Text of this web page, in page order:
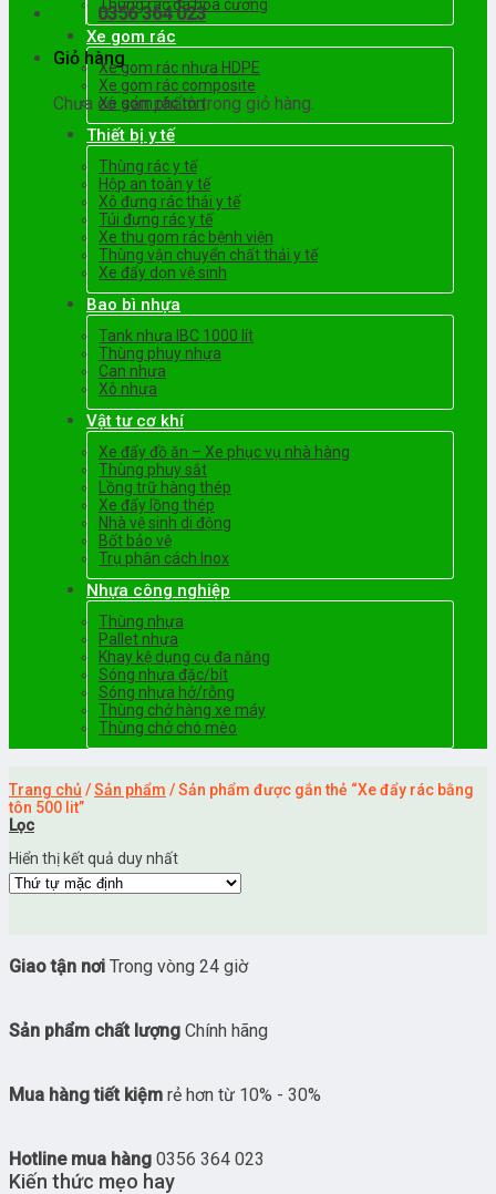
0356 364 023
Giỏ hàng
Chưa có sản phẩm trong giỏ hàng.
Thùng rác đá hoa cương
Xe gom rác
Xe gom rác nhựa HDPE
Xe gom rác composite
Xe gom rác tôn
Thiết bị y tế
Thùng rác y tế
Hộp an toàn y tế
Xô đựng rác thải y tế
Túi đựng rác y tế
Xe thu gom rác bệnh viện
Thùng vận chuyển chất thải y tế
Xe đẩy dọn vệ sinh
Bao bì nhựa
Tank nhựa IBC 1000 lít
Thùng phuy nhựa
Can nhựa
Xô nhựa
Vật tư cơ khí
Xe đẩy đồ ăn – Xe phục vụ nhà hàng
Thùng phuy sắt
Lồng trữ hàng thép
Xe đẩy lồng thép
Nhà vệ sinh di động
Bốt bảo vệ
Trụ phân cách Inox
Nhựa công nghiệp
Thùng nhựa
Pallet nhựa
Khay kệ dụng cụ đa năng
Sóng nhựa đặc/bít
Sóng nhựa hở/rỗng
Thùng chở hàng xe máy
Thùng chở chó mèo
Trang chủ /Sản phẩm /Sản phẩm được gắn thẻ “Xe đẩy rác bằng
tôn 500 lit”
Lọc
Hiển thị kết quả duy nhất
Giao tận nơi Trong vòng 24 giờ
Sản phẩm chất lượng Chính hãng
Mua hàng tiết kiệm rẻ hơn từ 10% - 30%
Hotline mua hàng 0356 364 023
Kiến thức mẹo hay